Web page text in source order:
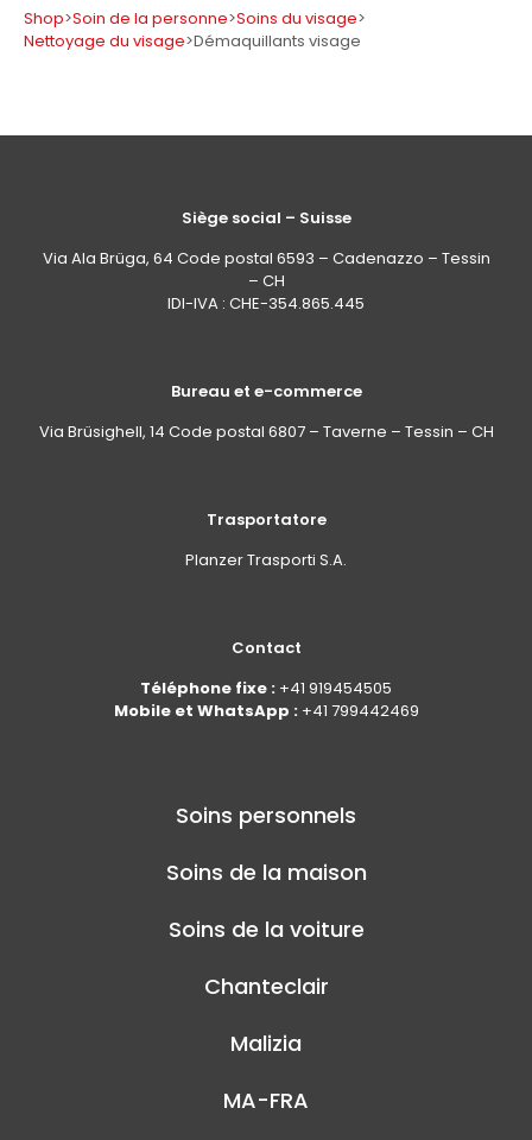
Shop>Soin de la personne>Soins du visage>
Nettoyage du visage>Démaquillants visage
Siège social – Suisse
Via Ala Brüga, 64 Code postal 6593 – Cadenazzo – Tessin
– CH
IDI-IVA : CHE-354.865.445
Bureau et e-commerce
Via Brüsighell, 14 Code postal 6807 – Taverne – Tessin – CH
Trasportatore
Planzer Trasporti S.A.
Contact
Téléphone fixe : +41 919454505
Mobile et WhatsApp : +41 799442469
Soins personnels
Soins de la maison
Soins de la voiture
Chanteclair
Malizia
MA-FRA